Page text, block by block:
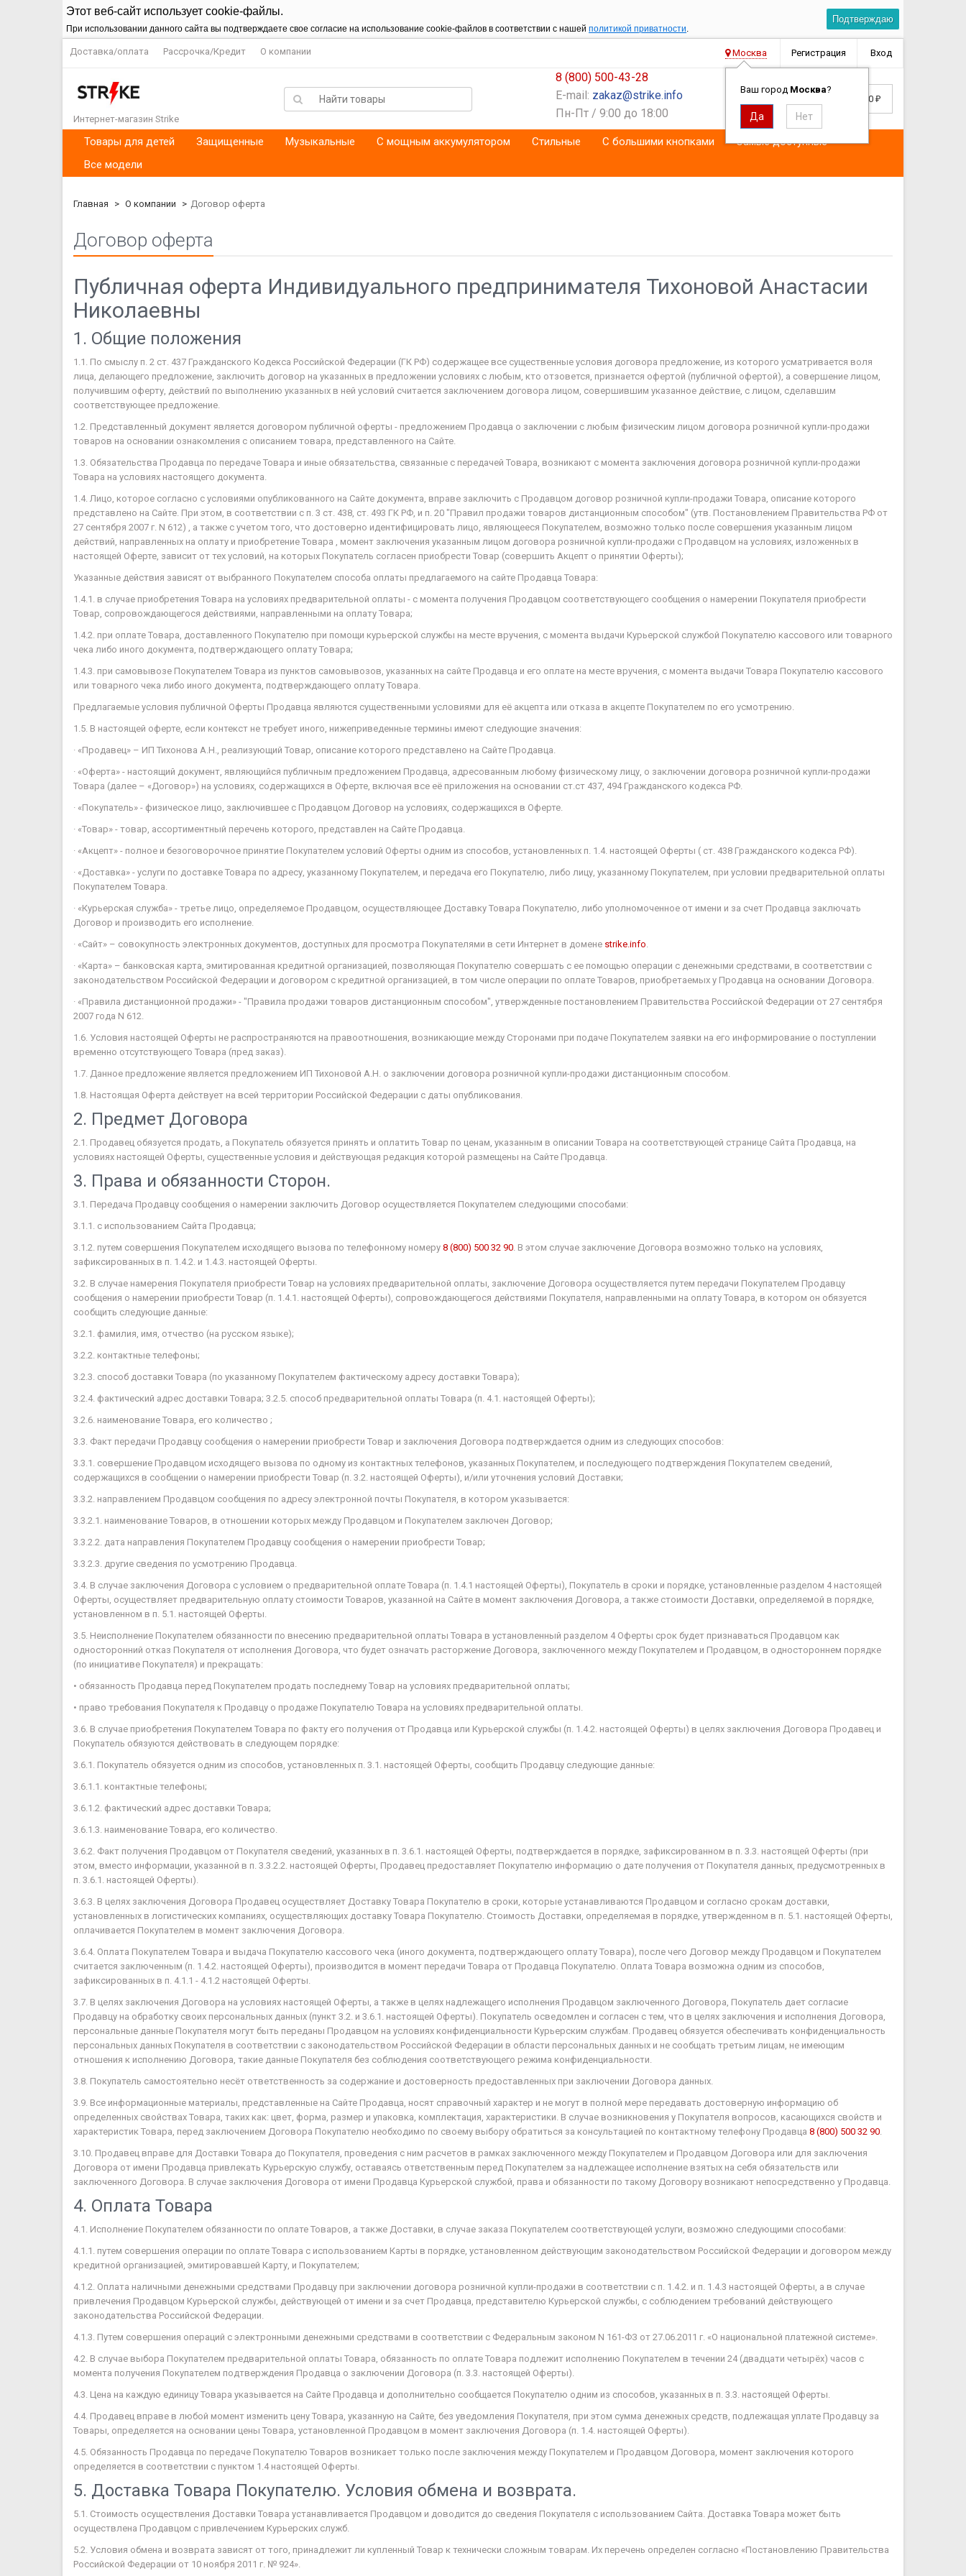
Этот веб-сайт использует cookie-файлы.
При использовании данного сайта вы подтверждаете свое согласие на использование cookie-файлов в соответствии с нашей политикой приватности.
Подтверждаю
Доставка/оплата Рассрочка/Кредит О компании Москва
Ваш город Москва?
Регистрация Вход
Интернет-магазин Strike
8 (800) 500-43-28
E-mail: zakaz@strike.info
Пн-Пт / 9:00 до 18:00
0 ₽
Товары для детей Защищенные Музыкальные С мощным аккумулятором Стильные С большими кнопками
Самые доступные
Все модели
Главная О компании Договор оферта
Договор оферта
Публичная оферта Индивидуального предпринимателя Тихоновой Анастасии
Николаевны
1. Общие положения
1.1. По смыслу п. 2 ст. 437 Гражданского Кодекса Российской Федерации (ГК РФ) содержащее все существенные условия договора предложение, из которого усматривается воля
лица, делающего предложение, заключить договор на указанных в предложении условиях с любым, кто отзовется, признается офертой (публичной офертой), а совершение лицом,
получившим оферту, действий по выполнению указанных в ней условий считается заключением договора лицом, совершившим указанное действие, с лицом, сделавшим
соответствующее предложение.
1.2. Представленный документ является договором публичной оферты - предложением Продавца о заключении с любым физическим лицом договора розничной купли-продажи
товаров на основании ознакомления с описанием товара, представленного на Сайте.
1.3. Обязательства Продавца по передаче Товара и иные обязательства, связанные с передачей Товара, возникают с момента заключения договора розничной купли-продажи
Товара на условиях настоящего документа.
1.4. Лицо, которое согласно с условиями опубликованного на Сайте документа, вправе заключить с Продавцом договор розничной купли-продажи Товара, описание которого
представлено на Сайте. При этом, в соответствии с п. 3 ст. 438, ст. 493 ГК РФ, и п. 20 "Правил продажи товаров дистанционным способом" (утв. Постановлением Правительства РФ от
27 сентября 2007 г. N 612) , а также с учетом того, что достоверно идентифицировать лицо, являющееся Покупателем, возможно только после совершения указанным лицом
действий, направленных на оплату и приобретение Товара , момент заключения указанным лицом договора розничной купли-продажи с Продавцом на условиях, изложенных в
настоящей Оферте, зависит от тех условий, на которых Покупатель согласен приобрести Товар (совершить Акцепт о принятии Оферты);
Указанные действия зависят от выбранного Покупателем способа оплаты предлагаемого на сайте Продавца Товара:
1.4.1. в случае приобретения Товара на условиях предварительной оплаты - с момента получения Продавцом соответствующего сообщения о намерении Покупателя приобрести
Товар, сопровождающегося действиями, направленными на оплату Товара;
1.4.2. при оплате Товара, доставленного Покупателю при помощи курьерской службы на месте вручения, с момента выдачи Курьерской службой Покупателю кассового или товарного
чека либо иного документа, подтверждающего оплату Товара;
1.4.3. при самовывозе Покупателем Товара из пунктов самовывозов, указанных на сайте Продавца и его оплате на месте вручения, с момента выдачи Товара Покупателю кассового
или товарного чека либо иного документа, подтверждающего оплату Товара.
Предлагаемые условия публичной Оферты Продавца являются существенными условиями для её акцепта или отказа в акцепте Покупателем по его усмотрению.
1.5. В настоящей оферте, если контекст не требует иного, нижеприведенные термины имеют следующие значения:
· «Продавец» – ИП Тихонова А.Н., реализующий Товар, описание которого представлено на Сайте Продавца.
· «Оферта» - настоящий документ, являющийся публичным предложением Продавца, адресованным любому физическому лицу, о заключении договора розничной купли-продажи
Товара (далее – «Договор») на условиях, содержащихся в Оферте, включая все её приложения на основании ст.ст 437, 494 Гражданского кодекса РФ.
· «Покупатель» - физическое лицо, заключившее с Продавцом Договор на условиях, содержащихся в Оферте.
· «Товар» - товар, ассортиментный перечень которого, представлен на Сайте Продавца.
· «Акцепт» - полное и безоговорочное принятие Покупателем условий Оферты одним из способов, установленных п. 1.4. настоящей Оферты ( ст. 438 Гражданского кодекса РФ).
· «Доставка» - услуги по доставке Товара по адресу, указанному Покупателем, и передача его Покупателю, либо лицу, указанному Покупателем, при условии предварительной оплаты
Покупателем Товара.
· «Курьерская служба» - третье лицо, определяемое Продавцом, осуществляющее Доставку Товара Покупателю, либо уполномоченное от имени и за счет Продавца заключать
Договор и производить его исполнение.
· «Сайт» – совокупность электронных документов, доступных для просмотра Покупателями в сети Интернет в домене strike.info.
· «Карта» – банковская карта, эмитированная кредитной организацией, позволяющая Покупателю совершать с ее помощью операции с денежными средствами, в соответствии с
законодательством Российской Федерации и договором с кредитной организацией, в том числе операции по оплате Товаров, приобретаемых у Продавца на основании Договора.
· «Правила дистанционной продажи» - "Правила продажи товаров дистанционным способом", утвержденные постановлением Правительства Российской Федерации от 27 сентября
2007 года N 612.
1.6. Условия настоящей Оферты не распространяются на правоотношения, возникающие между Сторонами при подаче Покупателем заявки на его информирование о поступлении
временно отсутствующего Товара (пред заказ).
1.7. Данное предложение является предложением ИП Тихоновой А.Н. о заключении договора розничной купли-продажи дистанционным способом.
1.8. Настоящая Оферта действует на всей территории Российской Федерации с даты опубликования.
2. Предмет Договора
2.1. Продавец обязуется продать, а Покупатель обязуется принять и оплатить Товар по ценам, указанным в описании Товара на соответствующей странице Сайта Продавца, на
условиях настоящей Оферты, существенные условия и действующая редакция которой размещены на Сайте Продавца.
3. Права и обязанности Сторон.
3.1. Передача Продавцу сообщения о намерении заключить Договор осуществляется Покупателем следующими способами:
3.1.1. с использованием Сайта Продавца;
3.1.2. путем совершения Покупателем исходящего вызова по телефонному номеру 8 (800) 500 32 90. В этом случае заключение Договора возможно только на условиях,
зафиксированных в п. 1.4.2. и 1.4.3. настоящей Оферты.
3.2. В случае намерения Покупателя приобрести Товар на условиях предварительной оплаты, заключение Договора осуществляется путем передачи Покупателем Продавцу
сообщения о намерении приобрести Товар (п. 1.4.1. настоящей Оферты), сопровождающегося действиями Покупателя, направленными на оплату Товара, в котором он обязуется
сообщить следующие данные:
3.2.1. фамилия, имя, отчество (на русском языке);
3.2.2. контактные телефоны;
3.2.3. способ доставки Товара (по указанному Покупателем фактическому адресу доставки Товара);
3.2.4. фактический адрес доставки Товара; 3.2.5. способ предварительной оплаты Товара (п. 4.1. настоящей Оферты);
3.2.6. наименование Товара, его количество ;
3.3. Факт передачи Продавцу сообщения о намерении приобрести Товар и заключения Договора подтверждается одним из следующих способов:
3.3.1. совершение Продавцом исходящего вызова по одному из контактных телефонов, указанных Покупателем, и последующего подтверждения Покупателем сведений,
содержащихся в сообщении о намерении приобрести Товар (п. 3.2. настоящей Оферты), и/или уточнения условий Доставки;
3.3.2. направлением Продавцом сообщения по адресу электронной почты Покупателя, в котором указывается:
3.3.2.1. наименование Товаров, в отношении которых между Продавцом и Покупателем заключен Договор;
3.3.2.2. дата направления Покупателем Продавцу сообщения о намерении приобрести Товар;
3.3.2.3. другие сведения по усмотрению Продавца.
3.4. В случае заключения Договора с условием о предварительной оплате Товара (п. 1.4.1 настоящей Оферты), Покупатель в сроки и порядке, установленные разделом 4 настоящей
Оферты, осуществляет предварительную оплату стоимости Товаров, указанной на Сайте в момент заключения Договора, а также стоимости Доставки, определяемой в порядке,
установленном в п. 5.1. настоящей Оферты.
3.5. Неисполнение Покупателем обязанности по внесению предварительной оплаты Товара в установленный разделом 4 Оферты срок будет признаваться Продавцом как
односторонний отказ Покупателя от исполнения Договора, что будет означать расторжение Договора, заключенного между Покупателем и Продавцом, в одностороннем порядке
(по инициативе Покупателя) и прекращать:
• обязанность Продавца перед Покупателем продать последнему Товар на условиях предварительной оплаты;
• право требования Покупателя к Продавцу о продаже Покупателю Товара на условиях предварительной оплаты.
3.6. В случае приобретения Покупателем Товара по факту его получения от Продавца или Курьерской службы (п. 1.4.2. настоящей Оферты) в целях заключения Договора Продавец и
Покупатель обязуются действовать в следующем порядке:
3.6.1. Покупатель обязуется одним из способов, установленных п. 3.1. настоящей Оферты, сообщить Продавцу следующие данные:
3.6.1.1. контактные телефоны;
3.6.1.2. фактический адрес доставки Товара;
3.6.1.3. наименование Товара, его количество.
3.6.2. Факт получения Продавцом от Покупателя сведений, указанных в п. 3.6.1. настоящей Оферты, подтверждается в порядке, зафиксированном в п. 3.3. настоящей Оферты (при
этом, вместо информации, указанной в п. 3.3.2.2. настоящей Оферты, Продавец предоставляет Покупателю информацию о дате получения от Покупателя данных, предусмотренных в
п. 3.6.1. настоящей Оферты).
3.6.3. В целях заключения Договора Продавец осуществляет Доставку Товара Покупателю в сроки, которые устанавливаются Продавцом и согласно срокам доставки,
установленных в логистических компаниях, осуществляющих доставку Товара Покупателю. Стоимость Доставки, определяемая в порядке, утвержденном в п. 5.1. настоящей Оферты,
оплачивается Покупателем в момент заключения Договора.
3.6.4. Оплата Покупателем Товара и выдача Покупателю кассового чека (иного документа, подтверждающего оплату Товара), после чего Договор между Продавцом и Покупателем
считается заключенным (п. 1.4.2. настоящей Оферты), производится в момент передачи Товара от Продавца Покупателю. Оплата Товара возможна одним из способов,
зафиксированных в п. 4.1.1 - 4.1.2 настоящей Оферты.
3.7. В целях заключения Договора на условиях настоящей Оферты, а также в целях надлежащего исполнения Продавцом заключенного Договора, Покупатель дает согласие
Продавцу на обработку своих персональных данных (пункт 3.2. и 3.6.1. настоящей Оферты). Покупатель осведомлен и согласен с тем, что в целях заключения и исполнения Договора,
персональные данные Покупателя могут быть переданы Продавцом на условиях конфиденциальности Курьерским службам. Продавец обязуется обеспечивать конфиденциальность
персональных данных Покупателя в соответствии с законодательством Российской Федерации в области персональных данных и не сообщать третьим лицам, не имеющим
отношения к исполнению Договора, такие данные Покупателя без соблюдения соответствующего режима конфиденциальности.
3.8. Покупатель самостоятельно несёт ответственность за содержание и достоверность предоставленных при заключении Договора данных.
3.9. Все информационные материалы, представленные на Сайте Продавца, носят справочный характер и не могут в полной мере передавать достоверную информацию об
определенных свойствах Товара, таких как: цвет, форма, размер и упаковка, комплектация, характеристики. В случае возникновения у Покупателя вопросов, касающихся свойств и
характеристик Товара, перед заключением Договора Покупателю необходимо по своему выбору обратиться за консультацией по контактному телефону Продавца 8 (800) 500 32 90.
3.10. Продавец вправе для Доставки Товара до Покупателя, проведения с ним расчетов в рамках заключенного между Покупателем и Продавцом Договора или для заключения
Договора от имени Продавца привлекать Курьерскую службу, оставаясь ответственным перед Покупателем за надлежащее исполнение взятых на себя обязательств или
заключенного Договора. В случае заключения Договора от имени Продавца Курьерской службой, права и обязанности по такому Договору возникают непосредственно у Продавца.
4. Оплата Товара
4.1. Исполнение Покупателем обязанности по оплате Товаров, а также Доставки, в случае заказа Покупателем соответствующей услуги, возможно следующими способами:
4.1.1. путем совершения операции по оплате Товара с использованием Карты в порядке, установленном действующим законодательством Российской Федерации и договором между
кредитной организацией, эмитировавшей Карту, и Покупателем;
4.1.2. Оплата наличными денежными средствами Продавцу при заключении договора розничной купли-продажи в соответствии с п. 1.4.2. и п. 1.4.3 настоящей Оферты, а в случае
привлечения Продавцом Курьерской службы, действующей от имени и за счет Продавца, представителю Курьерской службы, с соблюдением требований действующего
законодательства Российской Федерации.
4.1.3. Путем совершения операций с электронными денежными средствами в соответствии с Федеральным законом N 161-ФЗ от 27.06.2011 г. «О национальной платежной системе».
4.2. В случае выбора Покупателем предварительной оплаты Товара, обязанность по оплате Товара подлежит исполнению Покупателем в течении 24 (двадцати четырёх) часов с
момента получения Покупателем подтверждения Продавца о заключении Договора (п. 3.3. настоящей Оферты).
4.3. Цена на каждую единицу Товара указывается на Сайте Продавца и дополнительно сообщается Покупателю одним из способов, указанных в п. 3.3. настоящей Оферты.
4.4. Продавец вправе в любой момент изменить цену Товара, указанную на Сайте, без уведомления Покупателя, при этом сумма денежных средств, подлежащая уплате Продавцу за
Товары, определяется на основании цены Товара, установленной Продавцом в момент заключения Договора (п. 1.4. настоящей Оферты).
4.5. Обязанность Продавца по передаче Покупателю Товаров возникает только после заключения между Покупателем и Продавцом Договора, момент заключения которого
определяется в соответствии с пунктом 1.4 настоящей Оферты.
5. Доставка Товара Покупателю. Условия обмена и возврата.
5.1. Стоимость осуществления Доставки Товара устанавливается Продавцом и доводится до сведения Покупателя с использованием Сайта. Доставка Товара может быть
осуществлена Продавцом с привлечением Курьерских служб.
5.2. Условия обмена и возврата зависят от того, принадлежит ли купленный Товар к технически сложным товарам. Их перечень определен согласно «Постановлению Правительства
Российской Федерации от 10 ноября 2011 г. № 924».